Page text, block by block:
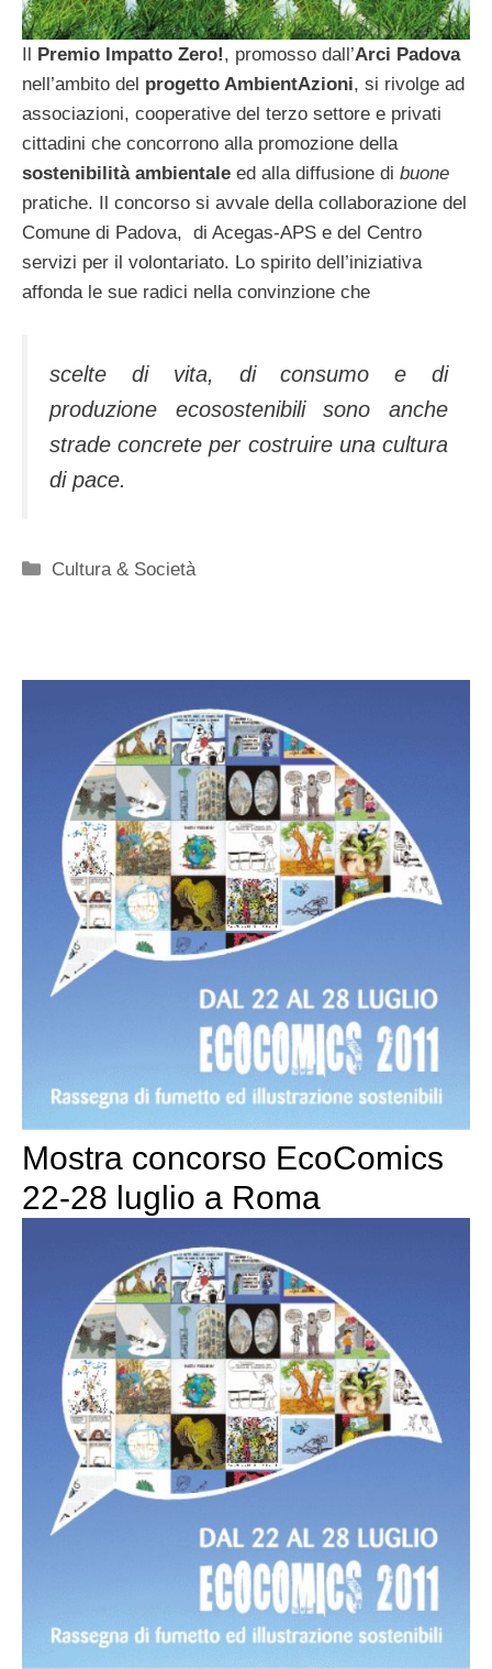
Il Premio Impatto Zero!, promosso dall’Arci Padova
nell’ambito del progetto AmbientAzioni, si rivolge ad
associazioni, cooperative del terzo settore e privati
cittadini che concorrono alla promozione della
sostenibilità ambientale ed alla diffusione di buone
pratiche. Il concorso si avvale della collaborazione del
Comune di Padova, di Acegas-APS e del Centro
servizi per il volontariato. Lo spirito dell’iniziativa
affonda le sue radici nella convinzione che
scelte di vita, di consumo e di
produzione ecosostenibili sono anche
strade concrete per costruire una cultura
di pace.
Categorie
Cultura & Società
Mostra concorso EcoComics
22-28 luglio a Roma